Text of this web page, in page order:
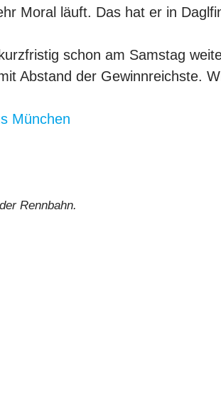
Moral läuft. Das hat er in
schon am Samstag
Abstand der Gewinnreichste.
München
Rennbahn.